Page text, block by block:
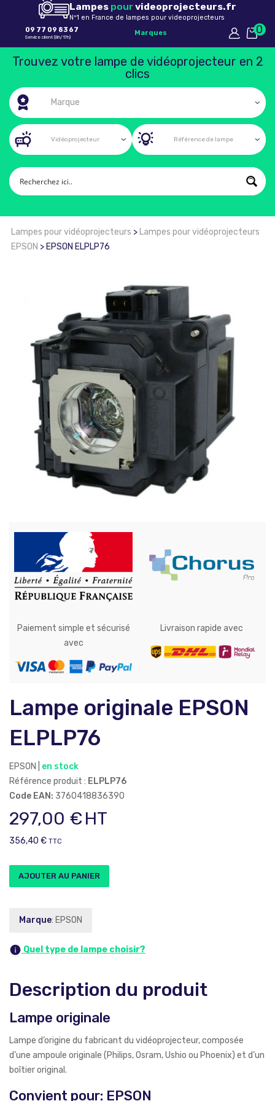
Lampes pourvideoprojecteurs.fr
Nº1 en France de lampes pour videoprojecteurs
09 77 09 83 67
Service client (8h/17h)
Marques 0
Trouvez votre lampe de vidéoprojecteur en 2
clics
Lampes pour vidéoprojecteurs > Lampes pour vidéoprojecteurs
EPSON > EPSON ELPLP76
Paiement simple et sécurisé
avec
Livraison rapide avec
Lampe originale EPSON
ELPLP76
EPSON | en stock
Référence produit : ELPLP76
Code EAN: 3760418836390
AJOUTER AU PANIER
297,00 € HT
356,40 € TTC
Marque: EPSON
Quel type de lampe choisir?
Description du produit
Lampe originale
Lampe d’origine du fabricant du vidéoprojecteur, composée
d’une ampoule originale (Philips, Osram, Ushio ou Phoenix) et d’un
boîtier original.
Convient pour: EPSON